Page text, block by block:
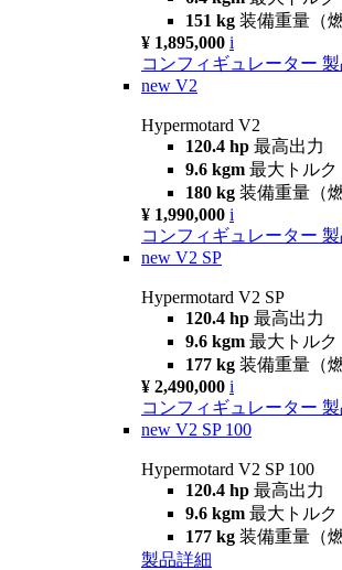
151 kg 装備重量（
¥ 1,895,000 i
コンフィギュレーター
new V2
Hypermotard V2
120.4 hp 最高出力
9.6 kgm 最大トルク
180 kg 装備重量（
¥ 1,990,000 i
コンフィギュレーター
new V2 SP
Hypermotard V2 SP
120.4 hp 最高出力
9.6 kgm 最大トルク
177 kg 装備重量（
¥ 2,490,000 i
コンフィギュレーター
new V2 SP 100
Hypermotard V2 SP 100
120.4 hp 最高出力
9.6 kgm 最大トルク
177 kg 装備重量（
製品詳細